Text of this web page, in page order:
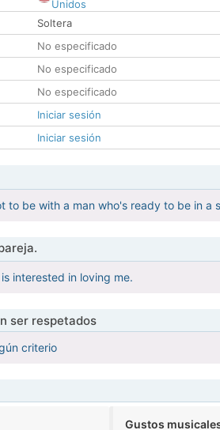
Unidos
Soltera
No especificado
No especificado
No especificado
Iniciar sesión
Iniciar sesión
to be with a man who's ready to be in a
interested in loving me.
ser respetados
criterio
Gustos